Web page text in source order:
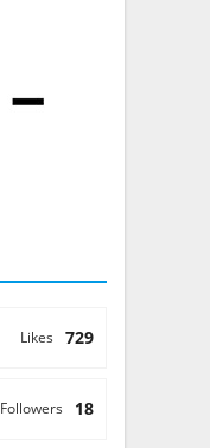
729
Likes
18
Followers